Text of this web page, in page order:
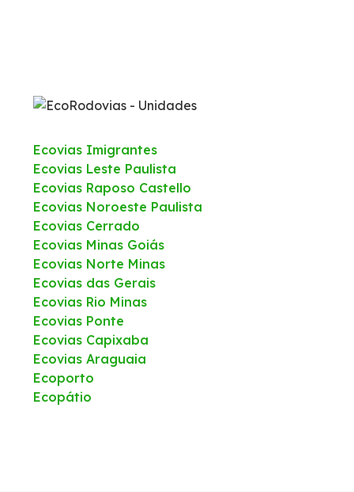
Ecovias Imigrantes
Ecovias Leste Paulista
Ecovias Raposo Castello
Ecovias Noroeste Paulista
Ecovias Cerrado
Ecovias Minas Goiás
Ecovias Norte Minas
Ecovias das Gerais
Ecovias Rio Minas
Ecovias Ponte
Ecovias Capixaba
Ecovias Araguaia
Ecoporto
Ecopátio